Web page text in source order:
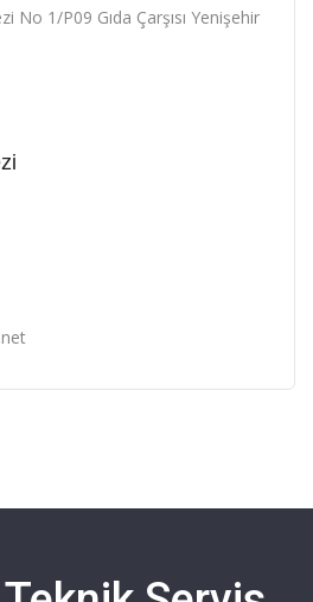
No 1/P09 Gıda Çarşısı Yenişehir